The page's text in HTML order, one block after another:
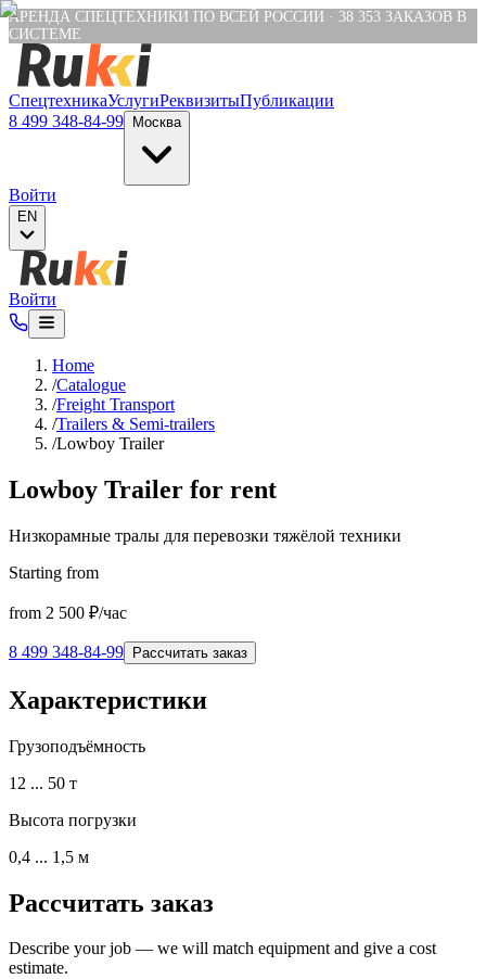
Verification: e6a4652c04df1fb8
АРЕНДА СПЕЦТЕХНИКИ ПО ВСЕЙ РОССИИ · 38 353 ЗАКАЗОВ В
СИСТЕМЕ
СпецтехникаУслугиРеквизитыПубликации
8 499 348-84-99
Москва
Войти
EN
Войти
Home
/Catalogue
/Freight Transport
/Trailers & Semi-trailers
/Lowboy Trailer
Lowboy Trailer for rent
Низкорамные тралы для перевозки тяжёлой техники
Starting from
from 2 500 ₽/час
8 499 348-84-99 Рассчитать заказ
Характеристики
Грузоподъёмность
12 ... 50 т
Высота погрузки
0,4 ... 1,5 м
Рассчитать заказ
Describe your job — we will match equipment and give a cost
estimate.